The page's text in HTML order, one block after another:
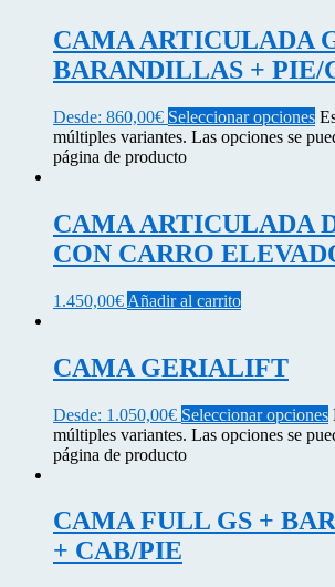
CAMA ARTICULADA
BARANDILLAS + PIE/
Desde: 860,00€ Seleccionar opciones
múltiples variantes. Las opciones se
página de producto
CAMA ARTICULADA
CON CARRO
1.450,00€ Añadir al carrito
CAMA GERIALIFT
Desde: 1.050,00€ Seleccionar opciones
múltiples variantes. Las opciones se
página de producto
CAMA FULL GS +
+ CAB/PIE